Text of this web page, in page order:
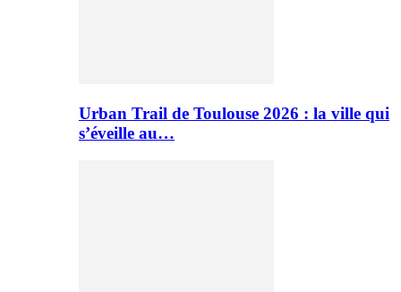
Urban Trail de Toulouse 2026 : la ville qui
s’éveille au…